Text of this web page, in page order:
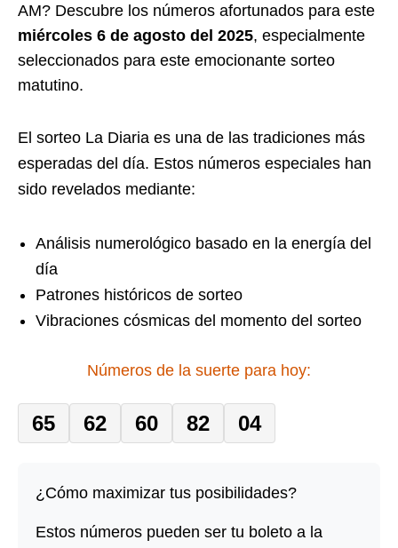
AM? Descubre los números afortunados para este
miércoles 6 de agosto del 2025, especialmente
seleccionados para este emocionante sorteo
matutino.
El sorteo La Diaria es una de las tradiciones más
esperadas del día. Estos números especiales han
sido revelados mediante:
Análisis numerológico basado en la energía del
día
Patrones históricos de sorteo
Vibraciones cósmicas del momento del sorteo
Números de la suerte para hoy:
65 62 60 82 04
¿Cómo maximizar tus posibilidades?
Estos números pueden ser tu boleto a la